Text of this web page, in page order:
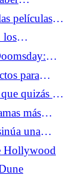
películas
los
regresa
para
quizás te
Doomsday
más
una
Hollywood